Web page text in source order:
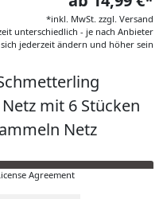
*inkl. MwSt. zzgl. Versand
unterschiedlich - je nach Anbieter
jederzeit ändern und höher sein
mit 6 Stücken
Netz
Agreement